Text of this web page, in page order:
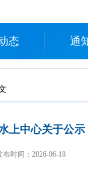
态 通
上中心关于公
布时间： 2026-06-18